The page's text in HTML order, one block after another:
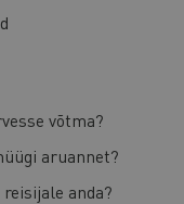
võtma?
aruannet?
anda?